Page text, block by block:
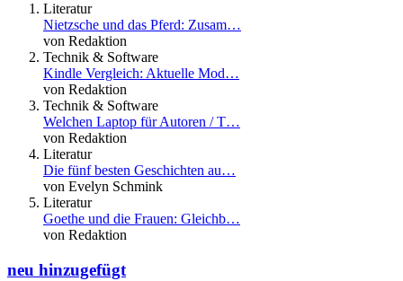
Literatur
Nietzsche und das Pferd: Zusam…
von Redaktion
Technik & Software
Kindle Vergleich: Aktuelle Mod…
von Redaktion
Technik & Software
Welchen Laptop für Autoren / T…
von Redaktion
Literatur
Die fünf besten Geschichten au…
von Evelyn Schmink
Literatur
Goethe und die Frauen: Gleichb…
von Redaktion
neu hinzugefügt